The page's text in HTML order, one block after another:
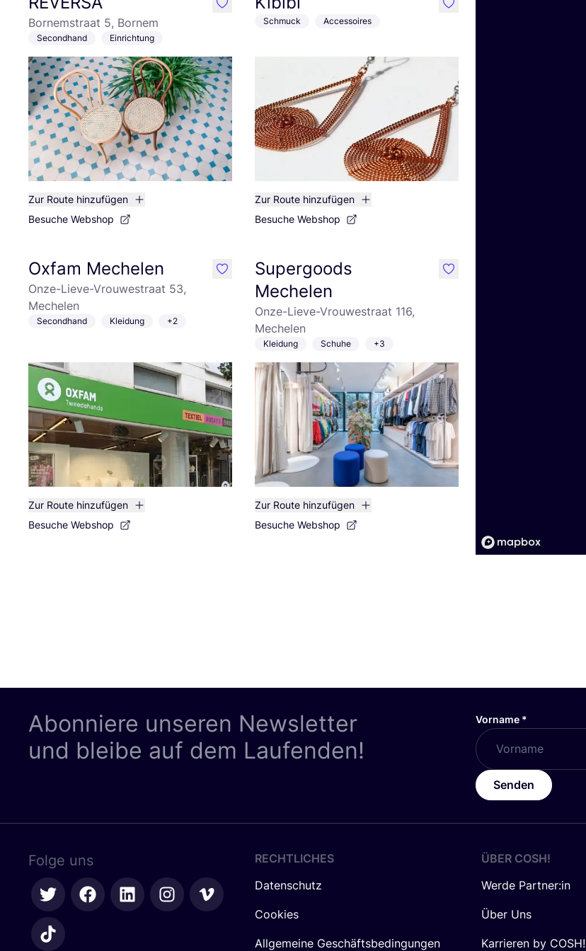
Bornemstraat 5, Bornem
Secondhand Einrichtung
Zur Route hinzufügen
Besuche Webshop
like
Schmuck Accessoires
Zur Route hinzufügen
Besuche Webshop
like
Oxfam Mechelen
Onze-Lieve-Vrouwestraat 53,
Mechelen
Secondhand Kleidung +2
Zur Route hinzufügen
Besuche Webshop
like
Supergoods
Mechelen
Onze-Lieve-Vrouwestraat 116,
Mechelen
Kleidung Schuhe +3
Zur Route hinzufügen
Besuche Webshop
like
Abonniere unseren Newsletter
und bleibe auf dem Laufenden!
Vorname *
Senden
Folge uns
RECHTLICHES
Datenschutz
Cookies
Allgemeine Geschäftsbedingungen
ÜBER COSH!
Werde Partner:in
Über Uns
Karrieren by COSH!